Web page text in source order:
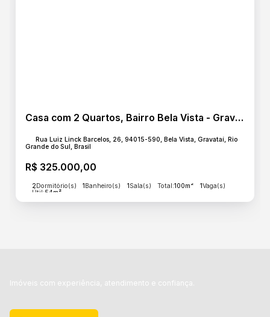
Casa com 2 Quartos, Bairro Bela Vista - Gravataí
R$ 325.000,00
Rua Luiz Linck Barcelos, 26, 94015-590, Bela Vista, Gravataí, Rio
Grande do Sul, Brasil
2Dormitório(s) 1Banheiro(s) 1Sala(s) Total:100m² 1Vaga(s)
Útil:54m²
Imóveis com experiência, atendimento e confiança.